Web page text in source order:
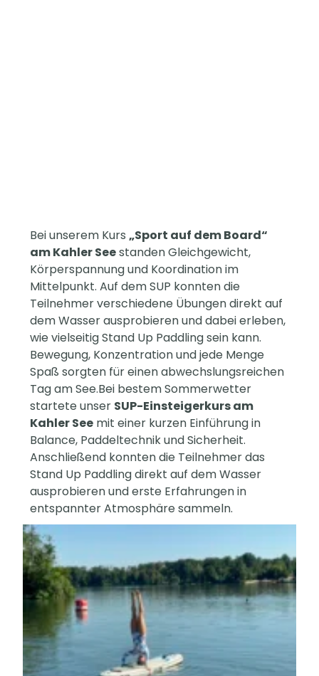
Bei unserem Kurs „Sport auf dem Board“
am Kahler Seestanden Gleichgewicht,
Körperspannung und Koordination im
Mittelpunkt. Auf dem SUP konnten die
Teilnehmer verschiedene Übungen direkt auf
dem Wasser ausprobieren und dabei erleben,
wie vielseitig Stand Up Paddling sein kann.
Bewegung, Konzentration und jede Menge
Spaß sorgten für einen abwechslungsreichen
Tag am See.Bei bestem Sommerwetter
startete unser SUP-Einsteigerkurs am
Kahler See mit einer kurzen Einführung in
Balance, Paddeltechnik und Sicherheit.
Anschließend konnten die Teilnehmer das
Stand Up Paddling direkt auf dem Wasser
ausprobieren und erste Erfahrungen in
entspannter Atmosphäre sammeln.